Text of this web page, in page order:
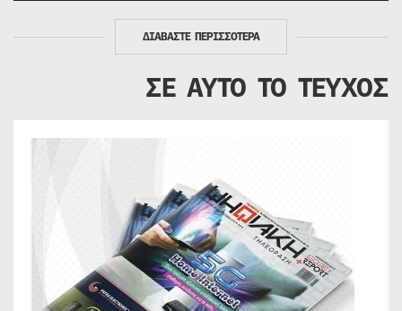
ΔΙΑΒΑΣΤΕ ΠΕΡΙΣΣΟΤΕΡΑ
ΣΕ ΑΥΤΟ ΤΟ ΤΕΥΧΟΣ